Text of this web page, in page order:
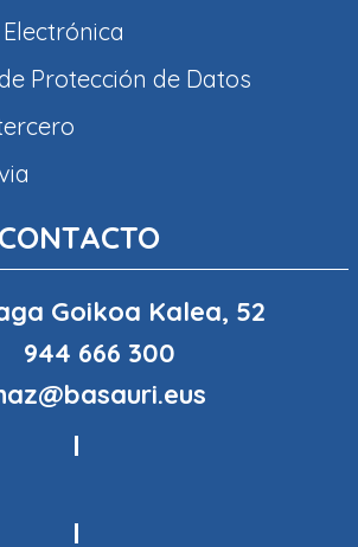
Protección de Datos
CONTACTO
Goikoa Kalea, 52
944 666 300